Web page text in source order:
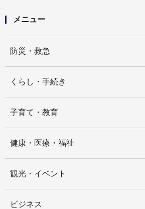
メニュー
防災・救急
くらし・手続き
子育て・教育
健康・医療・福祉
観光・イベント
ビジネス